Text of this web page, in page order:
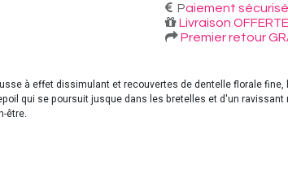
Paiement sécurisé
Livraison
Premier retour
à effet dissimulant et recouvertes de dentelle florale
qui se poursuit jusque dans les bretelles et d'un
être.